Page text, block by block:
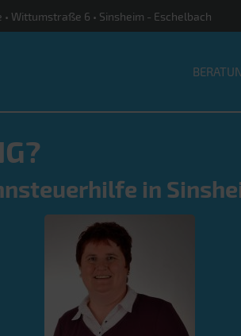
Wittumstraße 6 • Sinsheim - Eschelbach
in